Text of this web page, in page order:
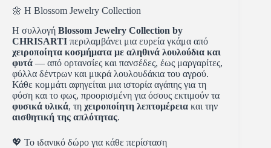
🌼 Η Blossom Jewelry Collection
Η συλλογή Blossom Jewelry Collection by
CHRISARTI περιλαμβάνει μια ευρεία γκάμα από
χειροποίητα κοσμήματα με αληθινά λουλούδια και
φυτά — από ορτανσίες και πανσέδες, έως μαργαρίτες,
φύλλα δέντρων και μικρά λουλουδάκια του αγρού.
Κάθε κομμάτι αφηγείται μια ιστορία αγάπης για τη
φύση και το φως, προορισμένη για όσους εκτιμούν τα
φυσικά υλικά, τη χειροποίητη λεπτομέρεια και την
αισθητική της απλότητας.
💖 Το ιδανικό δώρο για κάθε περίσταση